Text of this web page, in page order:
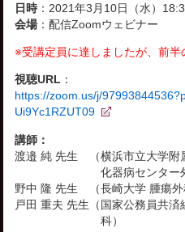
日時：2021年3月10日（水）
会場：配信Zoomウェビナー
※受講定員に達しましたが、前半
視聴URL：
https://zoom.us/j/
Ui9Yc1RZUT09
講師：
渡邉 純 先生
（横浜市立大学
化器病センター
野中 隆 先生
（長崎大学 腫瘍外
戸田 重夫 先生 （国家公務員共
科）